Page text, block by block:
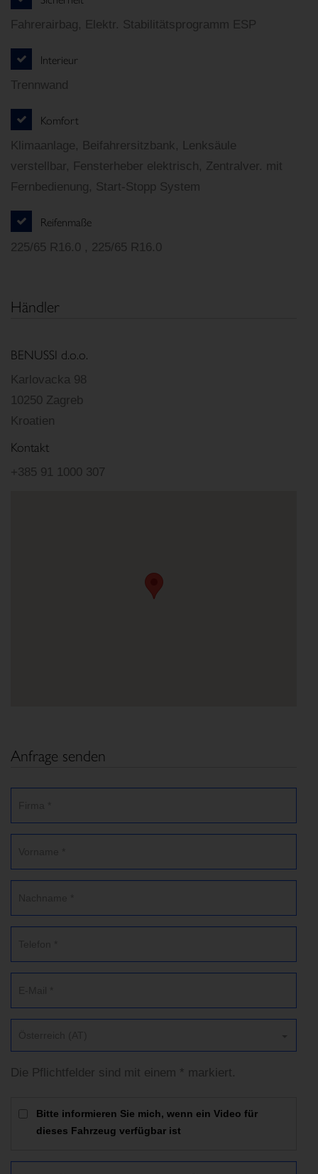
Fahrerairbag, Elektr. Stabilitätsprogramm ESP
Interieur
Trennwand
Komfort
Klimaanlage, Beifahrersitzbank, Lenksäule
verstellbar, Fensterheber elektrisch, Zentralver. mit
Fernbedienung, Start-Stopp System
Reifenmaße
225/65 R16.0 , 225/65 R16.0
Händler
BENUSSI d.o.o.
Karlovacka 98
10250 Zagreb
Kroatien
Kontakt
+385 91 1000 307
Anfrage senden
Die Pflichtfelder sind mit einem * markiert.
Bitte informieren Sie mich, wenn ein Video für
dieses Fahrzeug verfügbar ist